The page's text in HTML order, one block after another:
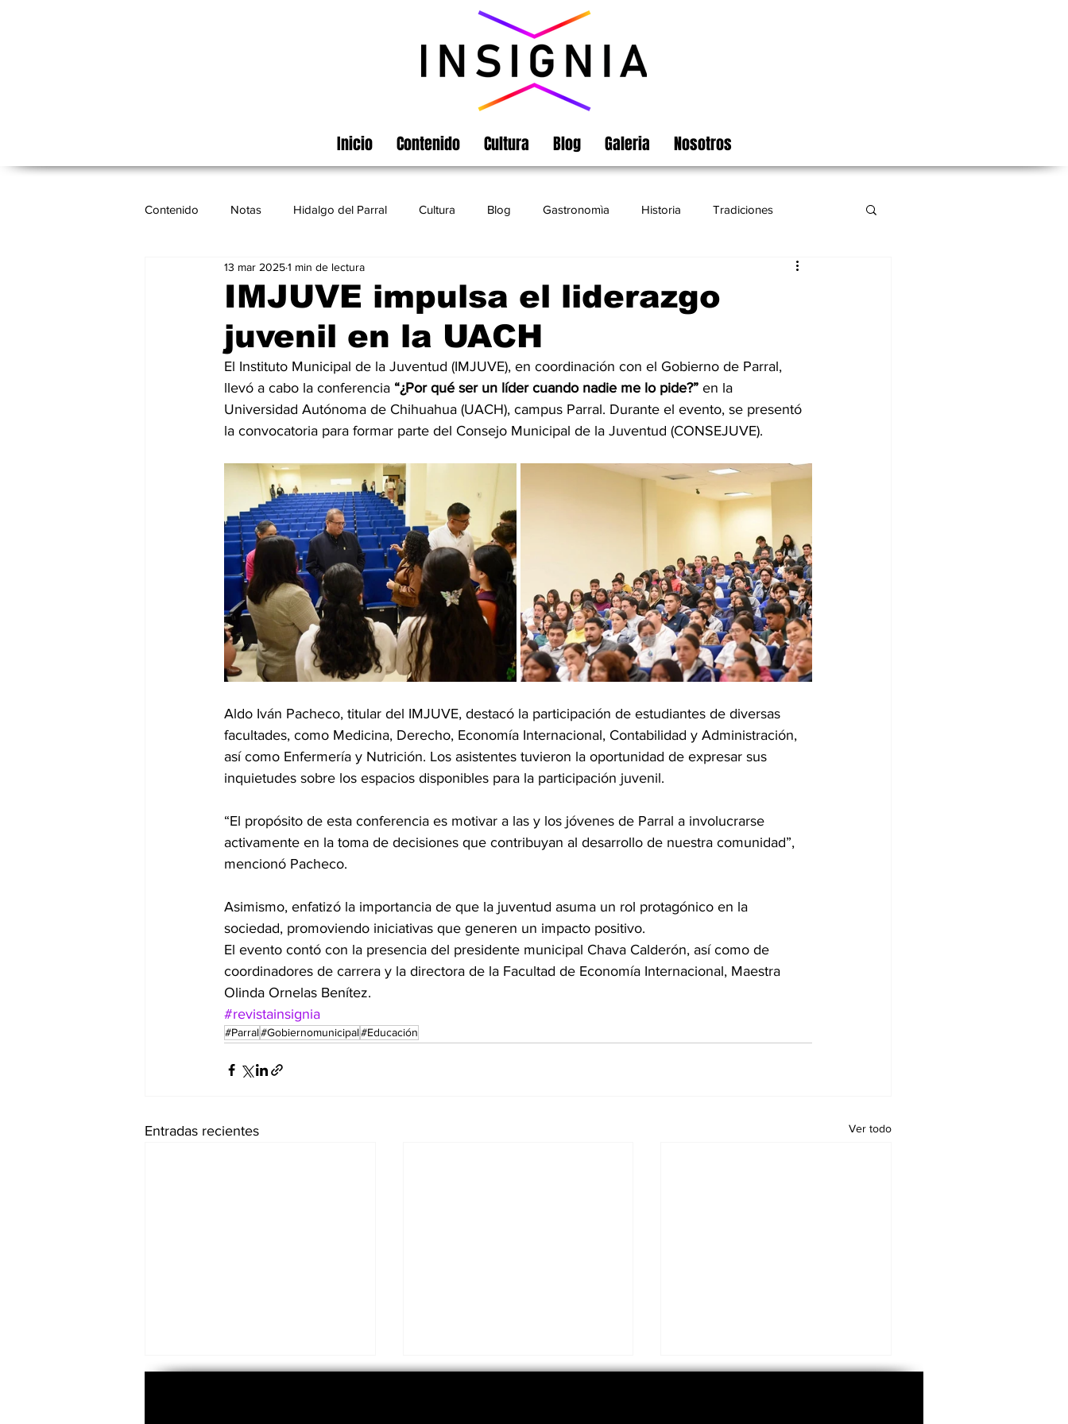
Inicio Contenido Cultura Blog Galeria Nosotros
Contenido Notas Hidalgo del Parral Cultura Blog Gastronomìa Historia Tradiciones
Cinematografía México Turismo
IMJUVE impulsa el liderazgo
juvenil en la UACH
13 mar 20251 min de lectura
El Instituto Municipal de la Juventud (IMJUVE), en coordinación con el Gobierno de Parral,
llevó a cabo la conferencia “¿Por qué ser un líder cuando nadie me lo pide?” en la
Universidad Autónoma de Chihuahua (UACH), campus Parral. Durante el evento, se presentó
la convocatoria para formar parte del Consejo Municipal de la Juventud (CONSEJUVE).
Aldo Iván Pacheco, titular del IMJUVE, destacó la participación de estudiantes de diversas
facultades, como Medicina, Derecho, Economía Internacional, Contabilidad y Administración,
así como Enfermería y Nutrición. Los asistentes tuvieron la oportunidad de expresar sus
inquietudes sobre los espacios disponibles para la participación juvenil.
“El propósito de esta conferencia es motivar a las y los jóvenes de Parral a involucrarse
activamente en la toma de decisiones que contribuyan al desarrollo de nuestra comunidad”,
mencionó Pacheco.
Asimismo, enfatizó la importancia de que la juventud asuma un rol protagónico en la
sociedad, promoviendo iniciativas que generen un impacto positivo.
El evento contó con la presencia del presidente municipal Chava Calderón, así como de
coordinadores de carrera y la directora de la Facultad de Economía Internacional, Maestra
Olinda Ornelas Benítez.
#revistainsignia
#Parral#Gobiernomunicipal#Educación
Entradas recientes Ver todo